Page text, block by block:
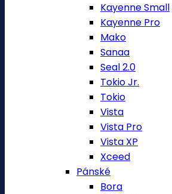
Kayenne Small
Kayenne Pro
Mako
Sanaa
Seal 2.0
Tokio Jr.
Tokio
Vista
Vista Pro
Vista XP
Xceed
Pánské
Bora